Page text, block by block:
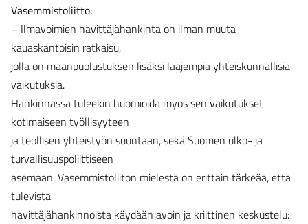
Vasemmistoliitto:
– Ilmavoimien hävittäjähankinta on ilman muuta
kauaskantoisin ratkaisu,
jolla on maanpuolustuksen lisäksi laajempia yhteiskunnallisia
vaikutuksia.
Hankinnassa tuleekin huomioida myös sen vaikutukset
kotimaiseen työllisyyteen
ja teollisen yhteistyön suuntaan, sekä Suomen ulko- ja
turvallisuuspoliittiseen
asemaan. Vasemmistoliiton mielestä on erittäin tärkeää, että
tulevista
hävittäjähankinnoista käydään avoin ja kriittinen keskustelu: